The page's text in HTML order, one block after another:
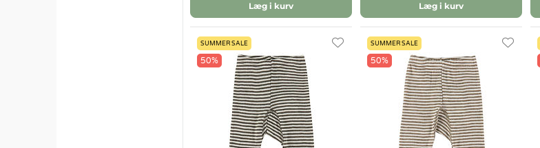
Læg i kurv Læg i kurv
SUMMER SALE
50%
SUMMER SALE
50%